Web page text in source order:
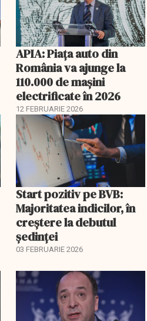
APIA: Piața auto din
România va ajunge la
110.000 de mașini
electrificate în 2026
12 FEBRUARIE 2026
Start pozitiv pe BVB:
Majoritatea indicilor, în
creştere la debutul
şedinţei
03 FEBRUARIE 2026